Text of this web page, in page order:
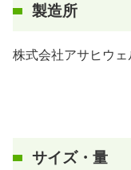
製造所
株式会社アサヒウ
サイズ・量